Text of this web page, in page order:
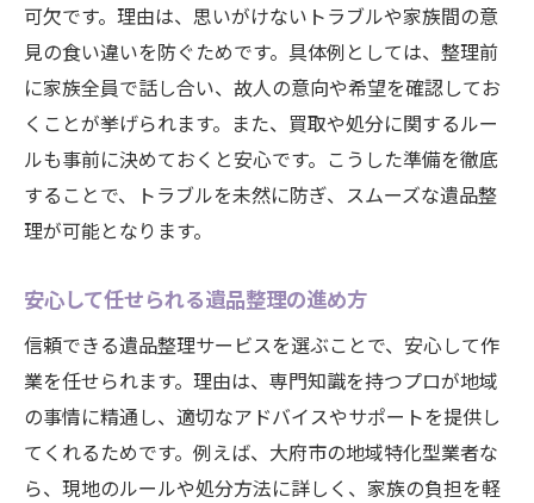
可欠です。理由は、思いがけないトラブルや家族間の意
見の食い違いを防ぐためです。具体例としては、整理前
に家族全員で話し合い、故人の意向や希望を確認してお
くことが挙げられます。また、買取や処分に関するルー
ルも事前に決めておくと安心です。こうした準備を徹底
することで、トラブルを未然に防ぎ、スムーズな遺品整
理が可能となります。
安心して任せられる遺品整理の進め方
信頼できる遺品整理サービスを選ぶことで、安心して作
業を任せられます。理由は、専門知識を持つプロが地域
の事情に精通し、適切なアドバイスやサポートを提供し
てくれるためです。例えば、大府市の地域特化型業者な
ら、現地のルールや処分方法に詳しく、家族の負担を軽